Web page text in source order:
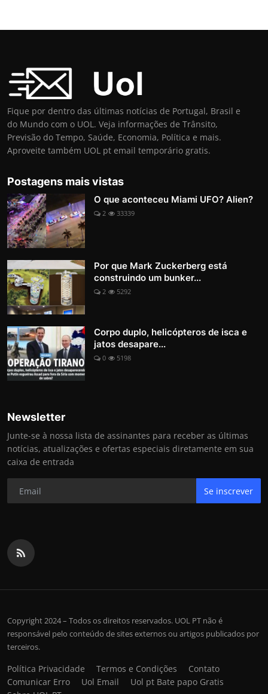
Fique por dentro das últimas notícias de Portugal, Brasil e
do Mundo com o UOL. Veja informações de Trânsito,
Previsão do Tempo, Saúde, Economia, Política e mais.
Aproveite também UOL pt email temporário gratis.
Postagens mais vistas
O que aconteceu Miami UFO? Alien?
2 33339
Por que Mark Zuckerberg está
construindo um bunker...
2 5292
Corpo duplo, helicópteros de isca e
jatos desapare...
0 5198
Newsletter
Junte-se à nossa lista de assinantes para receber as últimas
notícias, atualizações e ofertas especiais diretamente em sua
caixa de entrada
Se inscrever
Copyright 2024 – Todos os direitos reservados. UOL PT não é
responsável pelo conteúdo de sites externos ou artigos publicados por
terceiros.
Política Privacidade Termos e Condições
Contato
Comunicar Erro
Uol Email
Uol pt Bate papo Gratis